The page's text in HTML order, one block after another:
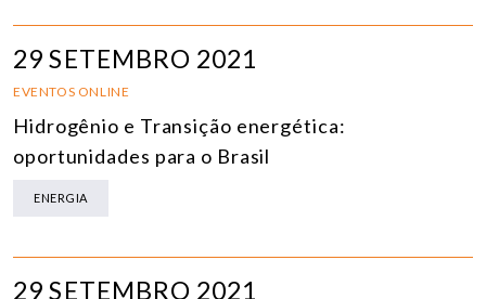
29 SETEMBRO 2021
EVENTOS ONLINE
Hidrogênio e Transição energética:
oportunidades para o Brasil
ENERGIA
29 SETEMBRO 2021